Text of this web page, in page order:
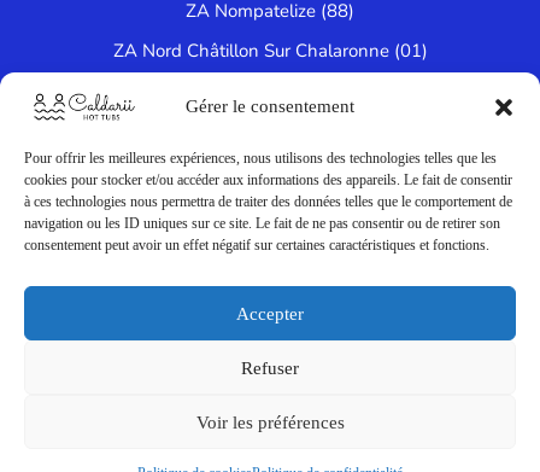
Gérer le consentement
Pour offrir les meilleures expériences, nous utilisons des technologies telles que les
cookies pour stocker et/ou accéder aux informations des appareils. Le fait de consentir
à ces technologies nous permettra de traiter des données telles que le comportement de
navigation ou les ID uniques sur ce site. Le fait de ne pas consentir ou de retirer son
consentement peut avoir un effet négatif sur certaines caractéristiques et fonctions.
Accepter
Refuser
Voir les préférences
ZA Nompatelize (88)
ZA Nord Châtillon Sur Chalaronne (01)
Informations légales
Politique de confidentialité
Conditions générales de vente
Politique de cookies
Ce site a été créé parMySpecialWeb